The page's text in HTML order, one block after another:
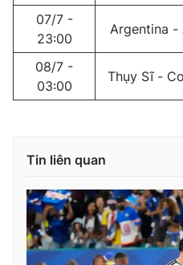
thuận bằng văn bản. Ghi rõ
thông tin từ website này.
07/7 -
23:00
Argentina -
08/7 -
03:00
Thụy Sĩ -
Tin liên quan